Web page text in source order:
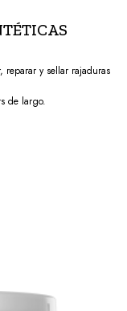
reparar y sellar rajaduras
de largo.